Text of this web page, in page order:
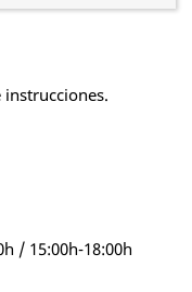
instrucciones.
/ 15:00h-18:00h